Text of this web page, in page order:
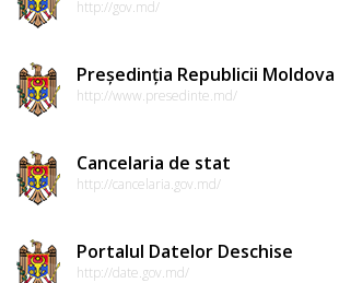
http://gov.md/
Președinția Republicii Moldova
http://www.presedinte.md/
Cancelaria de stat
http://cancelaria.gov.md/
Portalul Datelor Deschise
http://date.gov.md/